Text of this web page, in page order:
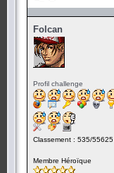
Folcan
Profil challenge
Classement : 535/55625
Membre Héroïque